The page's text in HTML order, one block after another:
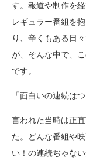
す。報道や制作を
レギュラー番組を
り、辛くもある日
が、そんな中で、
です。
「面白いの連続は
言われた当時は正
た。どんな番組や
い！の連続ぢゃな